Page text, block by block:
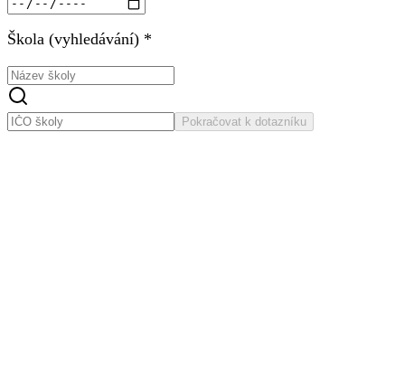
Škola (vyhledávání) *
Pokračovat k dotazníku